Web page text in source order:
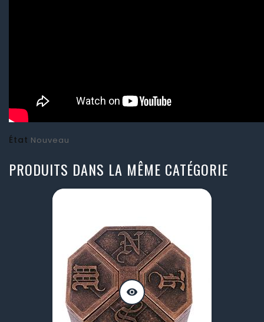
État Nouveau
PRODUITS DANS LA MÊME CATÉGORIE
visibility